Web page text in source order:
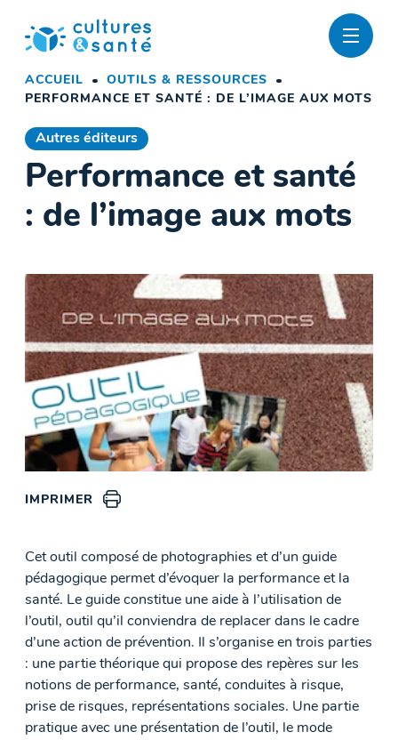
contenu
ACCUEIL
OUTILS & RESSOURCES
PERFORMANCE ET SANTÉ : DE L’IMAGE AUX MOTS
Autres éditeurs
Performance et santé
: de l’image aux mots
IMPRIMER
Cet outil composé de photographies et d’un guide
pédagogique permet d’évoquer la performance et la
santé. Le guide constitue une aide à l’utilisation de
l’outil, outil qu’il conviendra de replacer dans le cadre
d’une action de prévention. Il s’organise en trois parties
: une partie théorique qui propose des repères sur les
notions de performance, santé, conduites à risque,
prise de risques, représentations sociales. Une partie
pratique avec une présentation de l’outil, le mode